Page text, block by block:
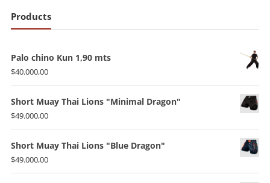
Products
Palo chino Kun 1,90 mts
$40.000,00
Short Muay Thai Lions "Minimal Dragon"
$49.000,00
Short Muay Thai Lions "Blue Dragon"
$49.000,00